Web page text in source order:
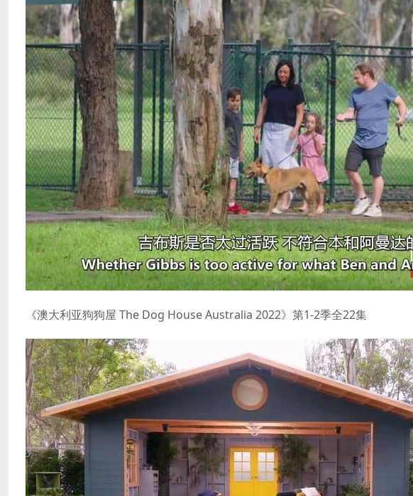
《澳大利亚狗狗屋 The Dog House Australia 2022》第1-2季全22集